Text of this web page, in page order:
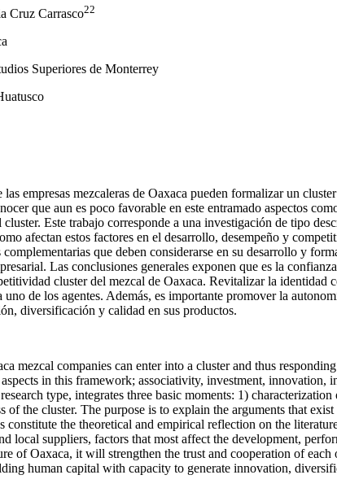
Cruz Carrasco22
Superiores de Monterrey
las empresas mezcaleras de Oaxaca pueden formalizar un
que aun es poco favorable en este entramado aspectos
Este trabajo corresponde a una investigación de tipo
afectan estos factores en el desarrollo, desempeño y
complementarias que deben considerarse en su desarrollo y
Las conclusiones generales exponen que es la
cluster del mezcal de Oaxaca. Revitalizar la
de los agentes. Además, es importante promover la
diversificación y calidad en sus productos.
mezcal companies can enter into a cluster and thus
in this framework; associativity, investment,
type, integrates three basic moments: 1)
of the cluster. The purpose is to explain the arguments that
constitute the theoretical and empirical reflection on the
local suppliers, factors that most affect the development,
of Oaxaca, it will strengthen the trust and cooperation of
human capital with capacity to generate innovation,